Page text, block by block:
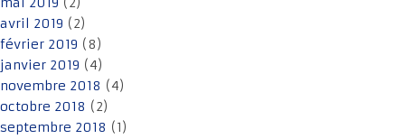
avril 2019 (2)
février 2019 (8)
janvier 2019 (4)
novembre 2018 (4)
octobre 2018 (2)
septembre 2018 (1)